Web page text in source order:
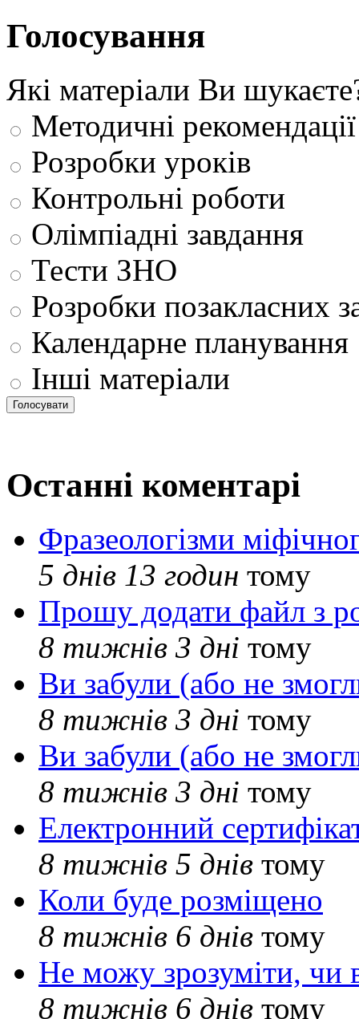
Голосування
Які матеріали Ви
Методичні рекомендації
Розробки уроків
Контрольні роботи
Олімпіадні завдання
Тести ЗНО
Розробки позакласних
Календарне планування
Інші матеріали
Останні коментарі
Фразеологізми
5 днів 13 годин тому
Прошу додати файл з
8 тижнів 3 дні тому
Ви забули (або не
8 тижнів 3 дні тому
Ви забули (або не
8 тижнів 3 дні тому
Електронний
8 тижнів 5 днів тому
Коли буде розміщено
8 тижнів 6 днів тому
Не можу зрозуміти, чи
8 тижнів 6 днів тому